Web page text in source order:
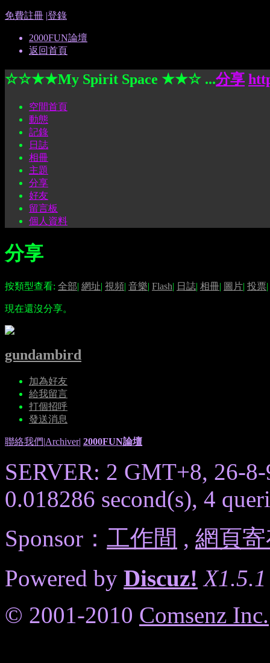
免費註冊 |登錄
2000FUN論壇
返回首頁
☆☆★★My Spirit Space ★★☆ ...分享
空間首頁
動態
記錄
日誌
相冊
主題
分享
好友
留言板
個人資料
分享
按類型查看: 全部| 網址| 視頻| 音樂| Flash| 日誌| 相冊| 圖片| 投票|
現在還沒分享。
gundambird
加為好友
給我留言
打個招呼
發送消息
聯絡我們|Archiver| 2000FUN論壇
SERVER: 2 GMT+8, 26-
0.018286 second(s), 4
Sponsor： 工作間 , 網頁
Powered by Discuz! X1.5.1
© 2001-2010 Comsenz Inc.